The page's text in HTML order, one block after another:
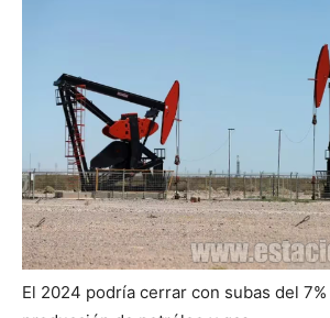
El 2024 podría cerrar con subas del 7%